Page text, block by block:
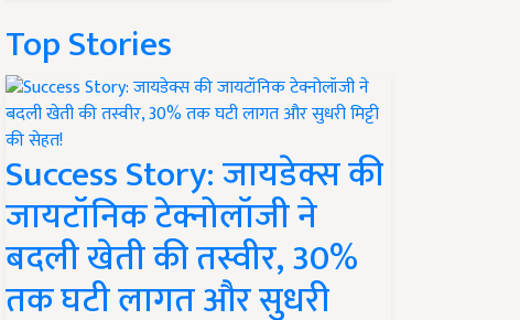
Top Stories
Success Story: जायडेक्स की
जायटॉनिक टेक्नोलॉजी ने
बदली खेती की तस्वीर, 30%
तक घटी लागत और सुधरी